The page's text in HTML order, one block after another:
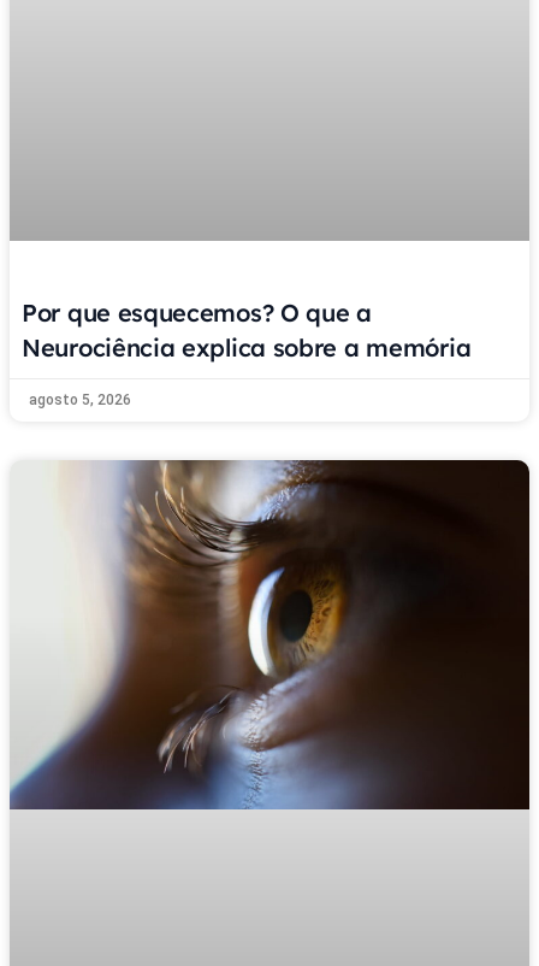
Por que esquecemos? O que a
Neurociência explica sobre a memória
agosto 5, 2026